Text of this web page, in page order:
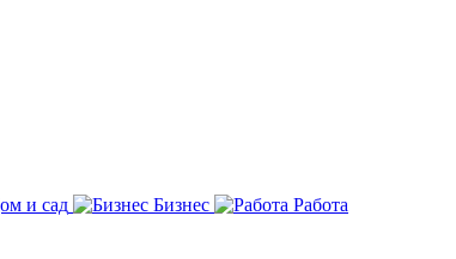
и сад Бизнес
Работа